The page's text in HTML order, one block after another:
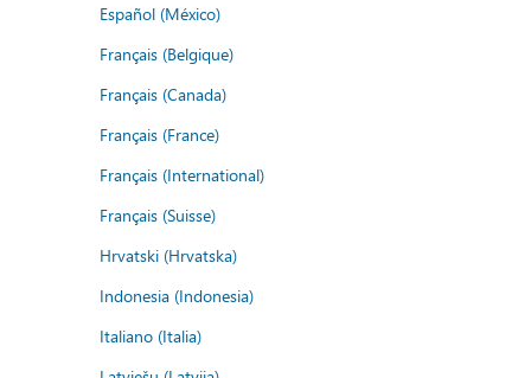
Español (México)
Français (Belgique)
Français (Canada)
Français (France)
Français (International)
Français (Suisse)
Hrvatski (Hrvatska)
Indonesia (Indonesia)
Italiano (Italia)